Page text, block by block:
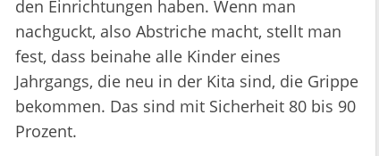
den Einrichtungen haben. Wenn man
nachguckt, also Abstriche macht, stellt man
fest, dass beinahe alle Kinder eines
Jahrgangs, die neu in der Kita sind, die Grippe
bekommen. Das sind mit Sicherheit 80 bis 90
Prozent.